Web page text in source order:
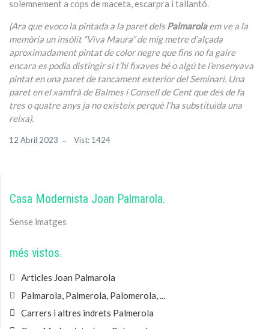
solemnement a cops de maceta, escarpra i tallantó.
(Ara que evoco la pintada a la paret dels Palmarolaem ve a la
memòria un insòlit “Viva Maura” de mig metre d’alçada
aproximadament pintat de color negre que fins no fa gaire
encara es podia distingir si t’hi fixaves bé o algú te l’ensenyava
pintat en una paret de tancament exterior del Seminari. Una
paret en el xamfrà de Balmes i Consell de Cent que des de fa
tres o quatre anys ja no existeix perquè l’ha substituïda una
reixa).
12 Abril 2023 Vist: 1424
Casa Modernista Joan Palmarola
Sense imatges
més vistos
Articles Joan Palmarola
Palmarola, Palmerola, Palomerola, ...
Carrers i altres indrets Palmerola